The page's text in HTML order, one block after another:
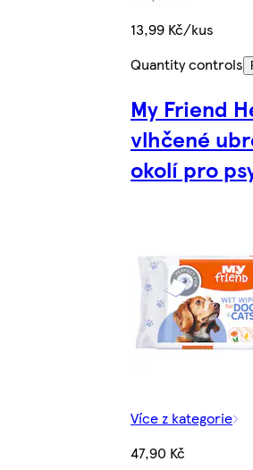
13,99 Kč/kus
Quantity controls
My Friend
vlhčené
okolí pro
Více z kategorie
47,90 Kč